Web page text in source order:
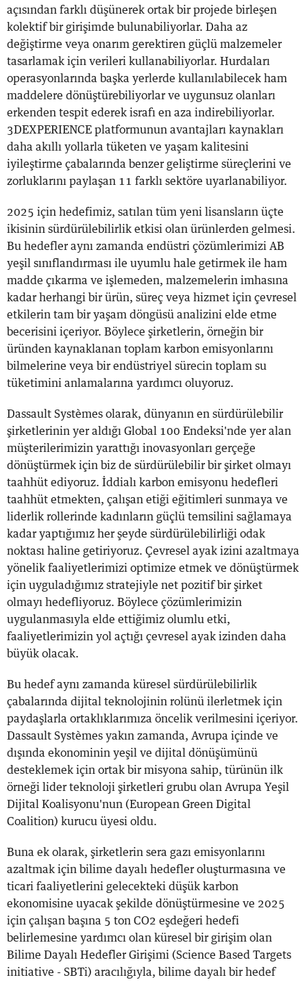
açısından farklı düşünerek ortak bir projede birleşen
kolektif bir girişimde bulunabiliyorlar. Daha az
değiştirme veya onarım gerektiren güçlü malzemeler
tasarlamak için verileri kullanabiliyorlar. Hurdaları
operasyonlarında başka yerlerde kullanılabilecek ham
maddelere dönüştürebiliyorlar ve uygunsuz olanları
erkenden tespit ederek israfı en aza indirebiliyorlar.
3DEXPERIENCE platformunun avantajları kaynakları
daha akıllı yollarla tüketen ve yaşam kalitesini
iyileştirme çabalarında benzer geliştirme süreçlerini ve
zorluklarını paylaşan 11 farklı sektöre uyarlanabiliyor.
2025 için hedefimiz, satılan tüm yeni lisansların üçte
ikisinin sürdürülebilirlik etkisi olan ürünlerden gelmesi.
Bu hedefler aynı zamanda endüstri çözümlerimizi AB
yeşil sınıflandırması ile uyumlu hale getirmek ile ham
madde çıkarma ve işlemeden, malzemelerin imhasına
kadar herhangi bir ürün, süreç veya hizmet için çevresel
etkilerin tam bir yaşam döngüsü analizini elde etme
becerisini içeriyor. Böylece şirketlerin, örneğin bir
üründen kaynaklanan toplam karbon emisyonlarını
bilmelerine veya bir endüstriyel sürecin toplam su
tüketimini anlamalarına yardımcı oluyoruz.
Dassault Systèmes olarak, dünyanın en sürdürülebilir
şirketlerinin yer aldığı Global 100 Endeksi'nde yer alan
müşterilerimizin yarattığı inovasyonları gerçeğe
dönüştürmek için biz de sürdürülebilir bir şirket olmayı
taahhüt ediyoruz. İddialı karbon emisyonu hedefleri
taahhüt etmekten, çalışan etiği eğitimleri sunmaya ve
liderlik rollerinde kadınların güçlü temsilini sağlamaya
kadar yaptığımız her şeyde sürdürülebilirliği odak
noktası haline getiriyoruz. Çevresel ayak izini azaltmaya
yönelik faaliyetlerimizi optimize etmek ve dönüştürmek
için uyguladığımız stratejiyle net pozitif bir şirket
olmayı hedefliyoruz. Böylece çözümlerimizin
uygulanmasıyla elde ettiğimiz olumlu etki,
faaliyetlerimizin yol açtığı çevresel ayak izinden daha
büyük olacak.
Bu hedef aynı zamanda küresel sürdürülebilirlik
çabalarında dijital teknolojinin rolünü ilerletmek için
paydaşlarla ortaklıklarımıza öncelik verilmesini içeriyor.
Dassault Systèmes yakın zamanda, Avrupa içinde ve
dışında ekonominin yeşil ve dijital dönüşümünü
desteklemek için ortak bir misyona sahip, türünün ilk
örneği lider teknoloji şirketleri grubu olan Avrupa Yeşil
Dijital Koalisyonu'nun (European Green Digital
Coalition) kurucu üyesi oldu.
Buna ek olarak, şirketlerin sera gazı emisyonlarını
azaltmak için bilime dayalı hedefler oluşturmasına ve
ticari faaliyetlerini gelecekteki düşük karbon
ekonomisine uyacak şekilde dönüştürmesine ve 2025
için çalışan başına 5 ton CO2 eşdeğeri hedefi
belirlemesine yardımcı olan küresel bir girişim olan
Bilime Dayalı Hedefler Girişimi (Science Based Targets
initiative - SBTi) aracılığıyla, bilime dayalı bir hedef